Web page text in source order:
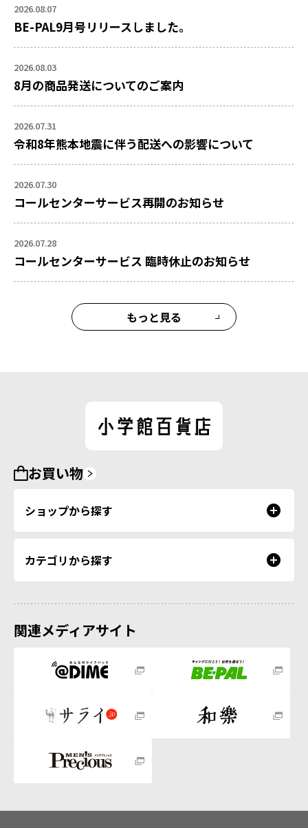
2026.08.07
BE-PAL9月号リリースしました。
2026.08.03
8月の商品発送についてのご案内
2026.07.31
令和8年熊本地震に伴う配送への影響について
2026.07.30
コールセンターサービス再開のお知らせ
2026.07.28
コールセンターサービス 臨時休止のお知らせ
もっと見る
お買い物
ショップから探す
カテゴリから探す
関連メディアサイト